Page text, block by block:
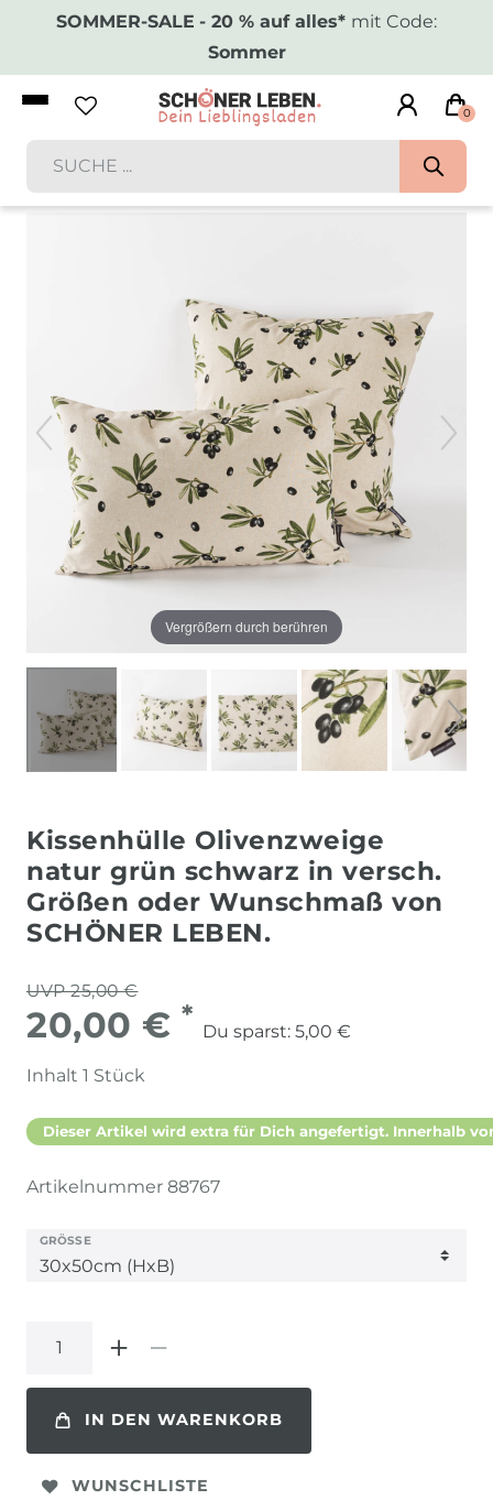
SOMMER-SALE - 20 % auf alles* mit Code:
Sommer
0
Vergrößern durch berühren
Kissenhülle Olivenzweige
natur grün schwarz in versch.
Größen oder Wunschmaß von
SCHÖNER LEBEN.
UVP 25,00 €
20,00 € *
Du sparst: 5,00 €
Inhalt 1 Stück
Dieser Artikel wird extra für Dich angefertigt. Innerhalb
Artikelnummer 88767
GRÖSSE
IN DEN WARENKORB
WUNSCHLISTE